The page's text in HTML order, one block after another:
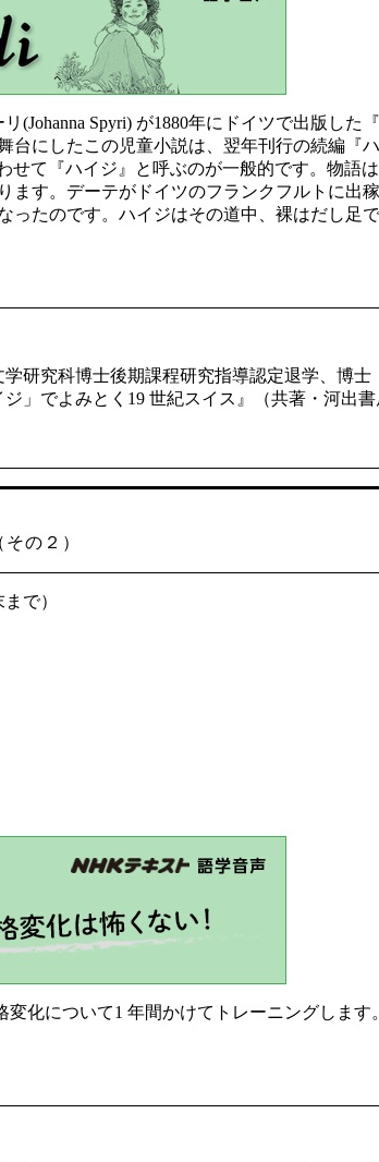
Spyri) が1880年にドイツで出版した
にしたこの児童小説は、翌年刊行の続編『ハ
せて『ハイジ』と呼ぶのが一般的です。物語
ます。デーテがドイツのフランクフルトに出
ったのです。ハイジはその道中、裸はだし
研究科博士後期課程研究指導認定退学、博
」でよみとく19 世紀スイス』（共著・河出
の２）
で）
化について1 年間かけてトレーニングしま